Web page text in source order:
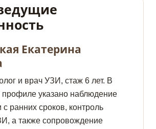
Екатерина
и врач УЗИ, стаж 6 лет. В
указано наблюдение
ранних сроков, контроль
а также сопровождение